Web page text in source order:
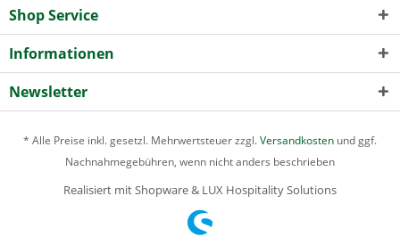
Shop Service
Informationen
Newsletter
* Alle Preise inkl. gesetzl. Mehrwertsteuer zzgl.Versandkosten und ggf.
Nachnahmegebühren, wenn nicht anders beschrieben
Realisiert mit Shopware & LUX Hospitality Solutions